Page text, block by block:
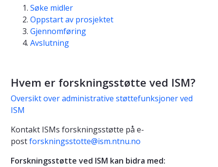
Søke midler
Oppstart av prosjektet
Gjennomføring
Avslutning
Hvem er forskningsstøtte ved ISM?
Oversikt over administrative støttefunksjoner ved
ISM
Kontakt ISMs forskningsstøtte på e-
postforskningsstotte@ism.ntnu.no
Forskningsstøtte ved ISM kan bidra med: